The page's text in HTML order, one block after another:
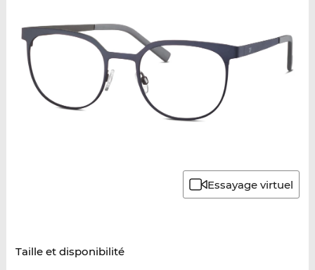
Essayage virtuel
Taille et disponibilité